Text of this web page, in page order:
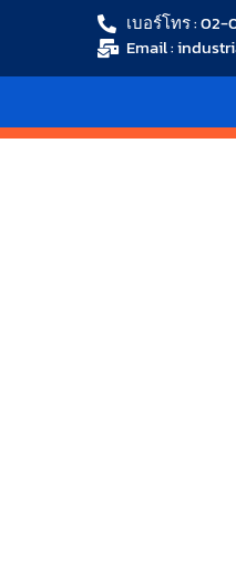
เบอร์โทร : 02-
Email :